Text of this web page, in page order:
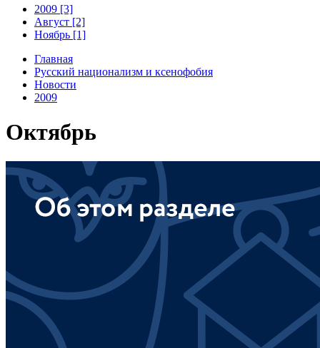
2009 [3]
Август [2]
Ноябрь [1]
Главная
Русский национализм и ксенофобия
Новости
2009
Октябрь